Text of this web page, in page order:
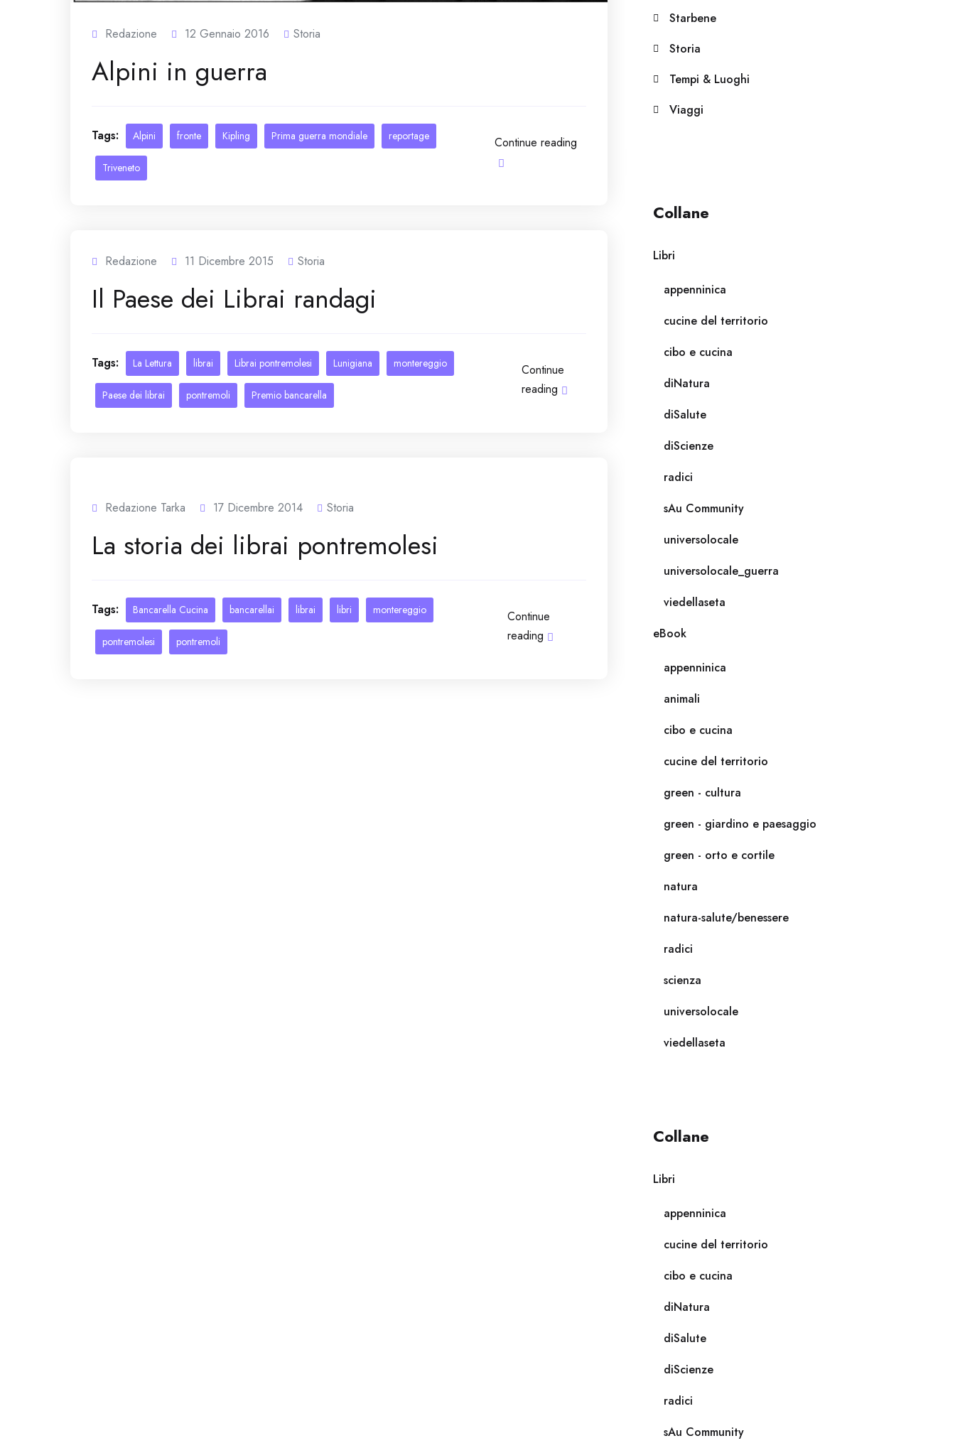
Redazione 12 Gennaio 2016 Storia
Alpini in guerra
Tags: Alpini fronte Kipling Prima guerra mondiale reportage
Triveneto
Continue reading
Redazione 11 Dicembre 2015 Storia
Il Paese dei Librai randagi
Tags: La Lettura librai Librai pontremolesi Lunigiana montereggio
Paese dei librai pontremoli Premio bancarella
Continue
reading
Redazione Tarka 17 Dicembre 2014 Storia
La storia dei librai pontremolesi
Tags: Bancarella Cucina bancarellai librai libri montereggio
pontremolesi pontremoli
Continue
reading
Starbene
Storia
Tempi & Luoghi
Viaggi
Collane
Libri
appenninica
cucine del territorio
cibo e cucina
diNatura
diSalute
diScienze
radici
sAu Community
universolocale
universolocale_guerra
viedellaseta
eBook
appenninica
animali
cibo e cucina
cucine del territorio
green - cultura
green - giardino e paesaggio
green - orto e cortile
natura
natura-salute/benessere
radici
scienza
universolocale
viedellaseta
Collane
Libri
appenninica
cucine del territorio
cibo e cucina
diNatura
diSalute
diScienze
radici
sAu Community